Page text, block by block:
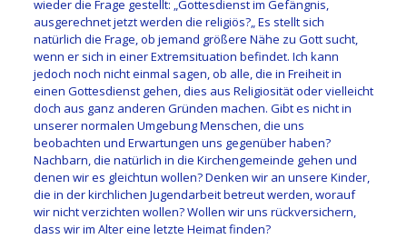
wieder die Frage gestellt: „Gottesdienst im Gefängnis,
ausgerechnet jetzt werden die religiös?„ Es stellt sich
natürlich die Frage, ob jemand größere Nähe zu Gott sucht,
wenn er sich in einer Extremsituation befindet. Ich kann
jedoch noch nicht einmal sagen, ob alle, die in Freiheit in
einen Gottesdienst gehen, dies aus Religiosität oder vielleicht
doch aus ganz anderen Gründen machen. Gibt es nicht in
unserer normalen Umgebung Menschen, die uns
beobachten und Erwartungen uns gegenüber haben?
Nachbarn, die natürlich in die Kirchengemeinde gehen und
denen wir es gleichtun wollen? Denken wir an unsere Kinder,
die in der kirchlichen Jugendarbeit betreut werden, worauf
wir nicht verzichten wollen? Wollen wir uns rückversichern,
dass wir im Alter eine letzte Heimat finden?